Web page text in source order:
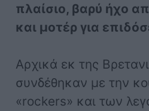
πλαίσιο, βαρύ ήχο
και μοτέρ για
Αρχικά εκ της
συνδέθηκαν με την
«rockers» και των